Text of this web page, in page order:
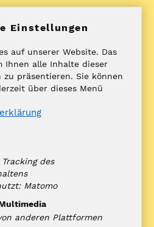
rund um
Hand in Schleswig-
anbietet.
0321 98
Einstellungen
auf unserer Website. Das
Ihnen alle Inhalte dieser
zu präsentieren. Sie können
über dieses Menü
des
Matomo
anderen Plattformen